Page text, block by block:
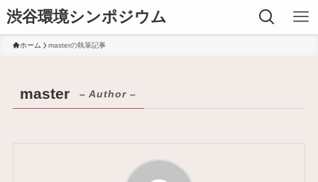
渋谷環境シンポジウム
ホーム masterの執筆記事
master – Author –